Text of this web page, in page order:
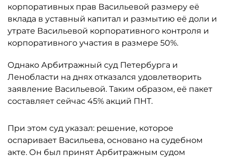
корпоративных прав Васильевой размеру её
вклада в уставный капитал и размытию её доли и
утрате Васильевой корпоративного контроля и
корпоративного участия в размере 50%.
Однако Арбитражный суд Петербурга и
Ленобласти на днях отказался удовлетворить
заявление Васильевой. Таким образом, её пакет
составляет сейчас 45% акций ПНТ.
При этом суд указал: решение, которое
оспаривает Васильева, основано на судебном
акте. Он был принят Арбитражным судом